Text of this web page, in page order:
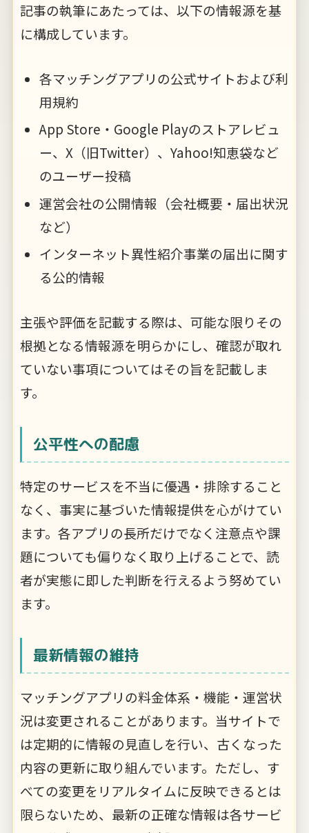
記事の執筆にあたっては、以下の情報源を基
に構成しています。
各マッチングアプリの公式サイトおよび利
用規約
App Store・Google Playのストアレビュ
ー、X（旧Twitter）、Yahoo!知恵袋など
のユーザー投稿
運営会社の公開情報（会社概要・届出状況
など）
インターネット異性紹介事業の届出に関す
る公的情報
主張や評価を記載する際は、可能な限りその
根拠となる情報源を明らかにし、確認が取れ
ていない事項についてはその旨を記載しま
す。
公平性への配慮
特定のサービスを不当に優遇・排除すること
なく、事実に基づいた情報提供を心がけてい
ます。各アプリの長所だけでなく注意点や課
題についても偏りなく取り上げることで、読
者が実態に即した判断を行えるよう努めてい
ます。
最新情報の維持
マッチングアプリの料金体系・機能・運営状
況は変更されることがあります。当サイトで
は定期的に情報の見直しを行い、古くなった
内容の更新に取り組んでいます。ただし、す
べての変更をリアルタイムに反映できるとは
限らないため、最新の正確な情報は各サービ